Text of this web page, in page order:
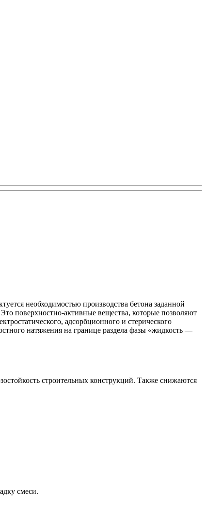
необходимостью производства бетона заданной
поверхностно-активные вещества, которые позволяют
адсорбционного и стерического
натяжения на границе раздела фазы «жидкость —
строительных конструкций. Также снижаются
смеси.